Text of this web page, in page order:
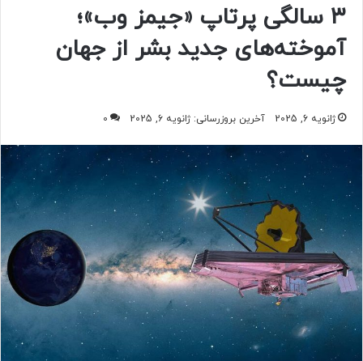
۳ سالگی پرتاپ «جیمز وب»؛
آموخته‌های جدید بشر از جهان
چیست؟
ژانویه 6, 2025 آخرین بروزرسانی: ژانویه 6, 2025 0